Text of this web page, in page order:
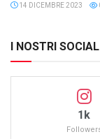
14 DICEMBRE 2023
I NOSTRI SOCIAL
1k